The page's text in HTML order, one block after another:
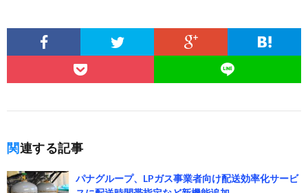
関連する記事
パナグループ、LPガス事業者向け配送効率化サービ